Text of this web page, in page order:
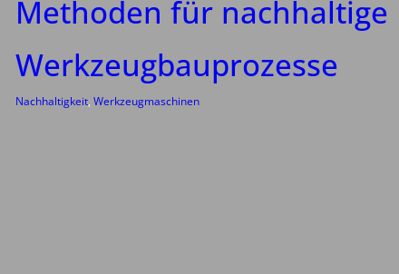
Methoden für nachhaltige
Werkzeugbauprozesse
Nachhaltigkeit, Werkzeugmaschinen